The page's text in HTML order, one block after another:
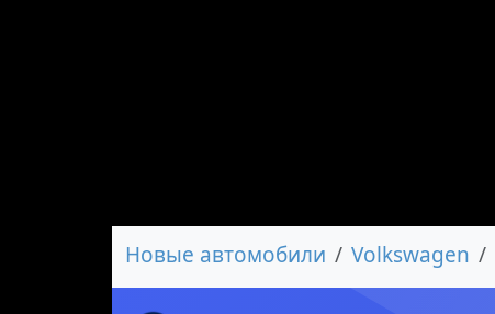
Новые автомобили Volkswagen